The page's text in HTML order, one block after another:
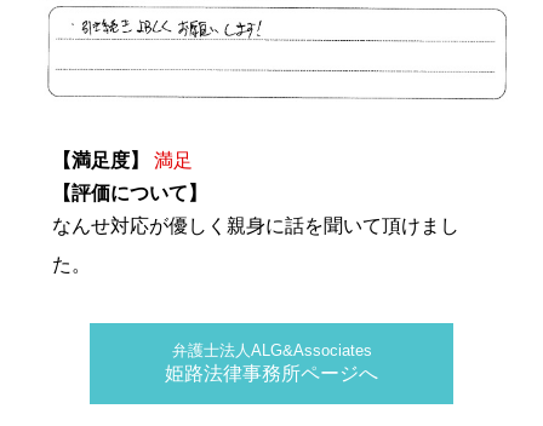
【満足度】
満足
【評価について】
なんせ対応が優しく親身に話を聞いて頂けまし
た。
弁護士法人ALG&Associates
姫路法律事務所ページへ